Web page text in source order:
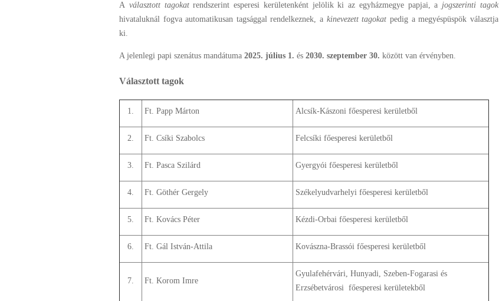
A választott tagokatrendszerint esperesi kerületenként jelölik ki az egyházmegye papjai, a jogszerinti tagok
hivataluknál fogva automatikusan tagsággal rendelkeznek, a kinevezett tagokat pedig a megyéspüspök választja
ki.
A jelenlegi papi szenátus mandátuma 2025. július 1. és 2030. szeptember 30. között van érvényben.
Választott tagok
1. Ft. Papp Márton Alcsík-Kászoni főesperesi kerületből
2. Ft. Csíki Szabolcs Felcsíki főesperesi kerületből
3. Ft. Pasca Szilárd Gyergyói főesperesi kerületből
4. Ft. Göthér Gergely Székelyudvarhelyi főesperesi kerületből
5. Ft. Kovács Péter Kézdi-Orbai főesperesi kerületből
6. Ft. Gál István-Attila Kovászna-Brassói főesperesi kerületből
7. Ft. Korom Imre
Gyulafehérvári, Hunyadi, Szeben-Fogarasi és
Erzsébetvárosi főesperesi kerületekből